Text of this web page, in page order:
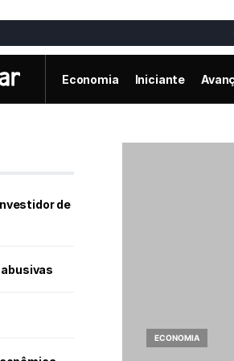
Economia Iniciante
ECONOMIA
de